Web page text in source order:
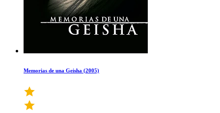
Memorias de una Geisha (2005)